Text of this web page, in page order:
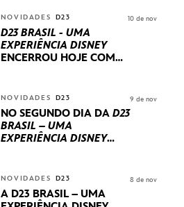
NOVIDADES D23
D23 BRASIL - UMA
EXPERIÊNCIA DISNEY
ENCERROU HOJE COM
INTERNACIONAIS E
PRODUÇÕES BRASILEIRAS
10 de nov
NOVIDADES D23
NO SEGUNDO DIA DA D23
BRASIL – UMA
EXPERIÊNCIA DISNEY
STUDIOS REVELARAM
PRÉVIAS E NOVIDADES
DOS SEUS PRÓXIMOS
9 de nov
NOVIDADES D23
A D23 BRASIL – UMA
8 de nov